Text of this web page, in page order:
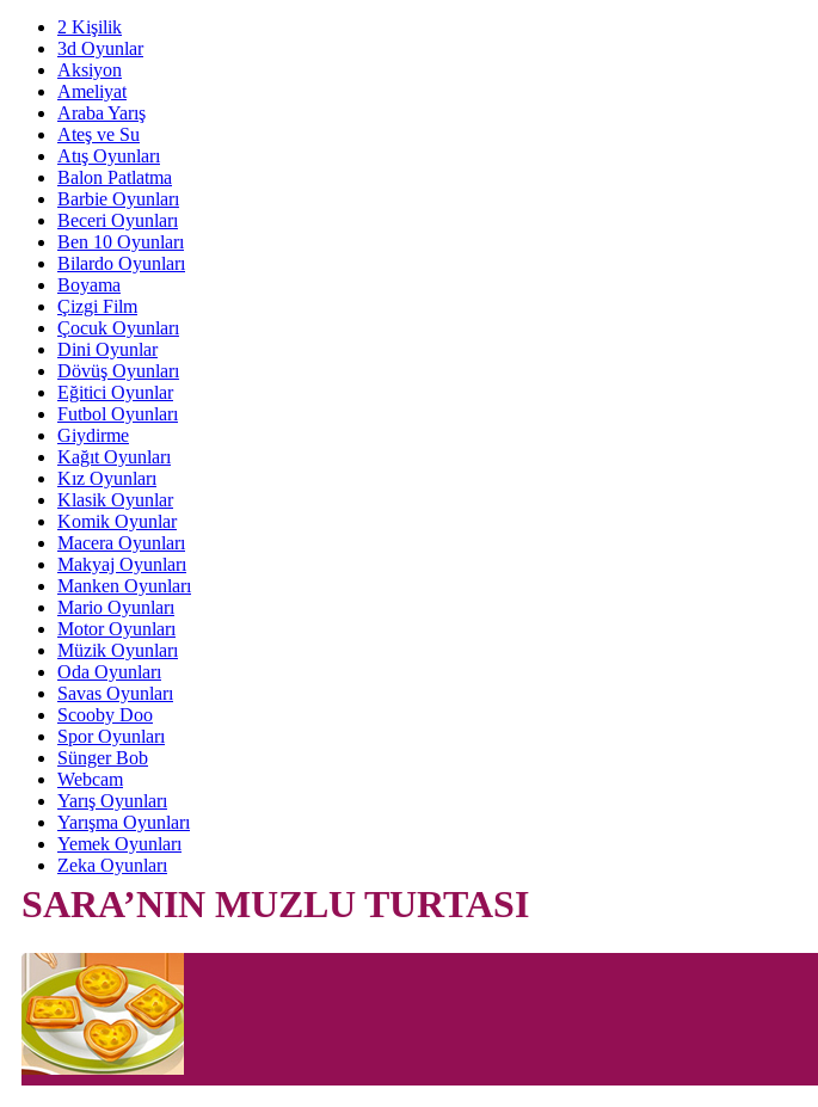
2 Kişilik
3d Oyunlar
Aksiyon
Ameliyat
Araba Yarış
Ateş ve Su
Atış Oyunları
Balon Patlatma
Barbie Oyunları
Beceri Oyunları
Ben 10 Oyunları
Bilardo Oyunları
Boyama
Çizgi Film
Çocuk Oyunları
Dini Oyunlar
Dövüş Oyunları
Eğitici Oyunlar
Futbol Oyunları
Giydirme
Kağıt Oyunları
Kız Oyunları
Klasik Oyunlar
Komik Oyunlar
Macera Oyunları
Makyaj Oyunları
Manken Oyunları
Mario Oyunları
Motor Oyunları
Müzik Oyunları
Oda Oyunları
Savas Oyunları
Scooby Doo
Spor Oyunları
Sünger Bob
Webcam
Yarış Oyunları
Yarışma Oyunları
Yemek Oyunları
Zeka Oyunları
SARA’NIN MUZLU TURTASI